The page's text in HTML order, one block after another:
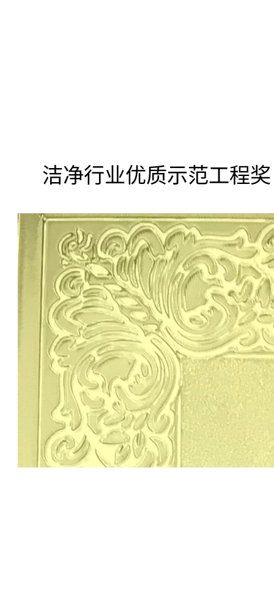
洁净行业优质示范工程奖